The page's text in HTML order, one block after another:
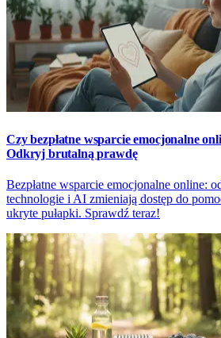
Czy bezpłatne wsparcie emocjonalne
Odkryj brutalną prawdę
Bezpłatne wsparcie emocjonalne online:
technologie i AI zmieniają dostęp do
ukryte pułapki. Sprawdź teraz!